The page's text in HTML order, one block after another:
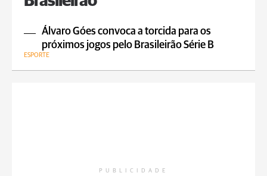
Álvaro Góes convoca a torcida para os
próximos jogos pelo Brasileirão Série B
ESPORTE
PUBLICIDADE